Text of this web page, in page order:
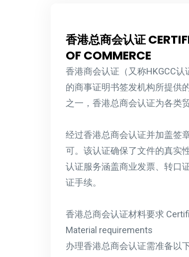
香港总商会认证
OF COMMERCE
香港商会认证（又称HKGCC
的商事证明书签发机构所提供
之一，香港总商会认证为各类
经过香港总商会认证并加盖签
可。该认证确保了文件的真实
认证服务涵盖商业发票、转口
证手续。
香港总商会认证材料要求
Material requirements
办理香港总商会认证需准备以